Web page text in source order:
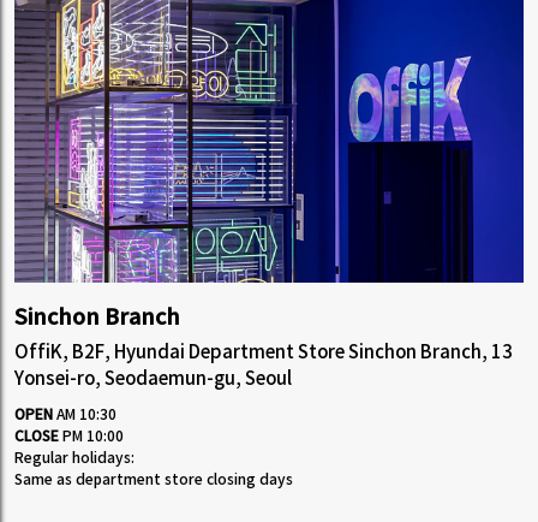
Sinchon Branch
OffiK, B2F, Hyundai Department Store Sinchon Branch, 13
Yonsei-ro, Seodaemun-gu, Seoul
OPEN AM 10:30
CLOSE PM 10:00
Regular holidays:
Same as department store closing days